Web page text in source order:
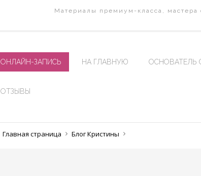
Материалы премиум-класса, мастера
ОНЛАЙН-ЗАПИСЬ НА ГЛАВНУЮ ОСНОВАТЕЛЬ
ОТЗЫВЫ
Главная страница Блог Кристины